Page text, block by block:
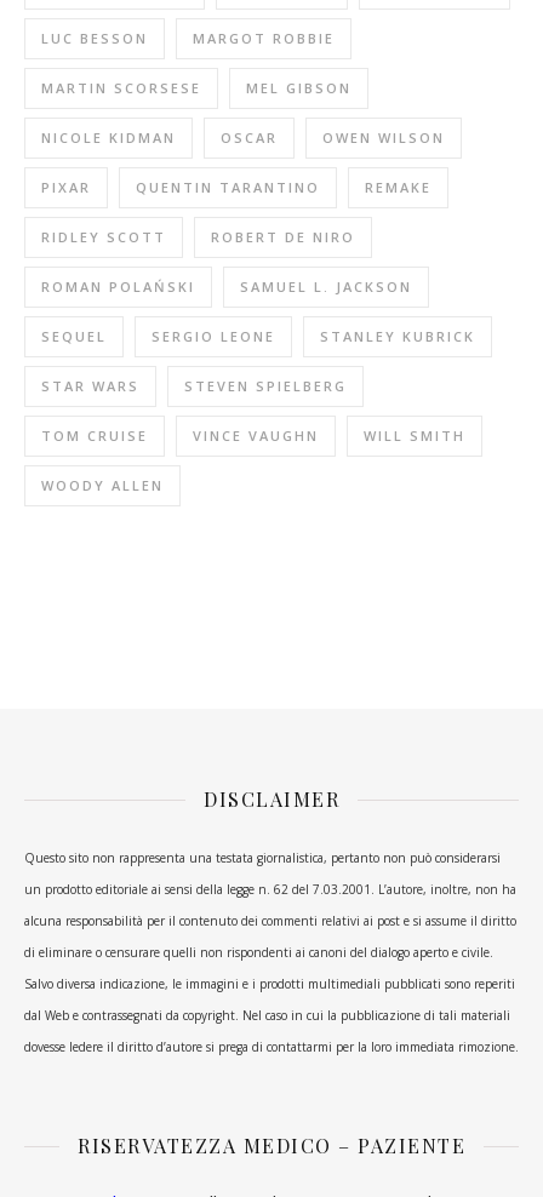
LUC BESSON MARGOT ROBBIE
MARTIN SCORSESE MEL GIBSON
NICOLE KIDMAN OSCAR OWEN WILSON
PIXAR QUENTIN TARANTINO REMAKE
RIDLEY SCOTT ROBERT DE NIRO
ROMAN POLAŃSKI SAMUEL L. JACKSON
SEQUEL SERGIO LEONE STANLEY KUBRICK
STAR WARS STEVEN SPIELBERG
TOM CRUISE VINCE VAUGHN WILL SMITH
WOODY ALLEN
DISCLAIMER
Questo sito non rappresenta una testata giornalistica, pertanto non può considerarsi
un prodotto editoriale ai sensi della legge n. 62 del 7.03.2001. L’autore, inoltre, non ha
alcuna responsabilità per il contenuto dei commenti relativi ai post e si assume il diritto
di eliminare o censurare quelli non rispondenti ai canoni del dialogo aperto e civile.
Salvo diversa indicazione, le immagini e i prodotti multimediali pubblicati sono reperiti
dal Web e contrassegnati da copyright. Nel caso in cui la pubblicazione di tali materiali
dovesse ledere il diritto d’autore si prega di contattarmi per la loro immediata rimozione.
RISERVATEZZA MEDICO – PAZIENTE